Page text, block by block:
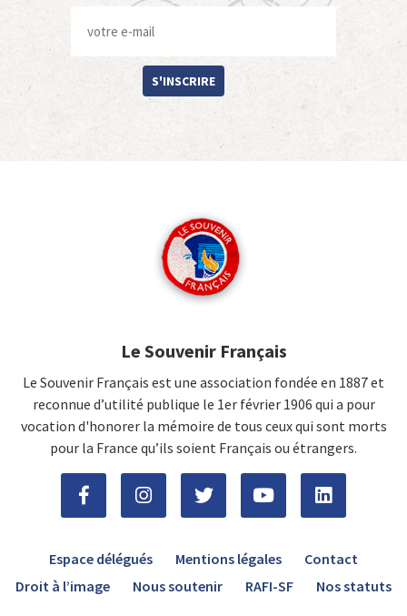
S'INSCRIRE
Le Souvenir Français
Le Souvenir Français est une association fondée en 1887 et
reconnue d’utilité publique le 1er février 1906 qui a pour
vocation d'honorer la mémoire de tous ceux qui sont morts
pour la France qu’ils soient Français ou étrangers.
Espace délégués Mentions légales
Contact
Droit à l’image
Nous soutenir RAFI-SF Nos statuts